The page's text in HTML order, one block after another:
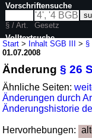
Start > Inhalt SGB III > §
01.07.2008
Änderung§ 26
Ähnliche Seiten:
Änderungen durch
Änderungshistorie
Hervorhebungen:
Vorschriftensuche
§ / Art.
Gesetz
Volltextsuche